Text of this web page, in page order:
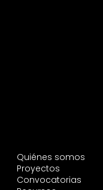
Quiénes somos
Proyectos
Convocatorias